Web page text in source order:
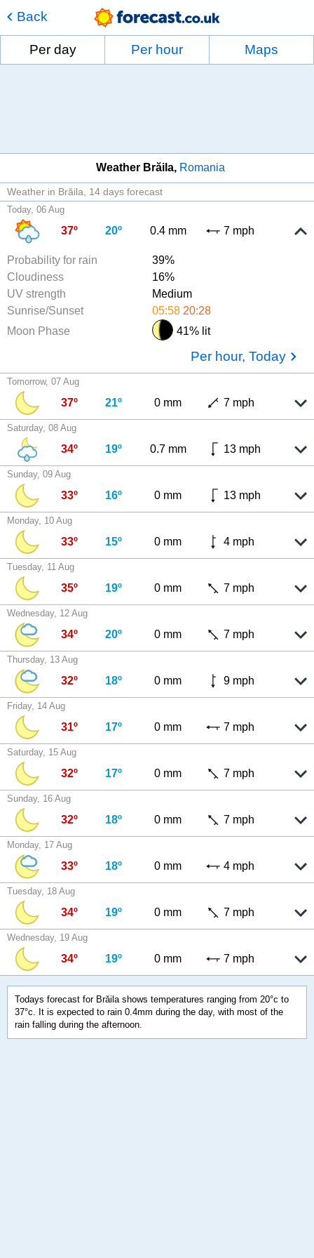
Back
Per day Per hour Maps
Weather Brăila Romania
Weather in Brăila 14 days forecast
Today, 06 Aug
37º 20º 0.4 mm 7 mph
Probability for rain
39%
Cloudiness
16%
UV strength
Medium
Sunrise/Sunset
05:58 20:28
Moon Phase
41% lit
Per hour, Today
Tomorrow, 07 Aug
37º 21º 0 mm 7 mph
Saturday, 08 Aug
34º 19º 0.7 mm 13 mph
Sunday, 09 Aug
33º 16º 0 mm 13 mph
Monday, 10 Aug
33º 15º 0 mm 4 mph
Tuesday, 11 Aug
35º 19º 0 mm 7 mph
Wednesday, 12 Aug
34º 20º 0 mm 7 mph
Thursday, 13 Aug
32º 18º 0 mm 9 mph
Friday, 14 Aug
31º 17º 0 mm 7 mph
Saturday, 15 Aug
32º 17º 0 mm 7 mph
Sunday, 16 Aug
32º 18º 0 mm 7 mph
Monday, 17 Aug
33º 18º 0 mm 4 mph
Tuesday, 18 Aug
34º 19º 0 mm 7 mph
Wednesday, 19 Aug
34º 19º 0 mm 7 mph
Todays forecast for Brăila shows temperatures ranging from 20°c to
37°c. It is expected to rain 0.4mm during the day, with most of the
rain falling during the afternoon.